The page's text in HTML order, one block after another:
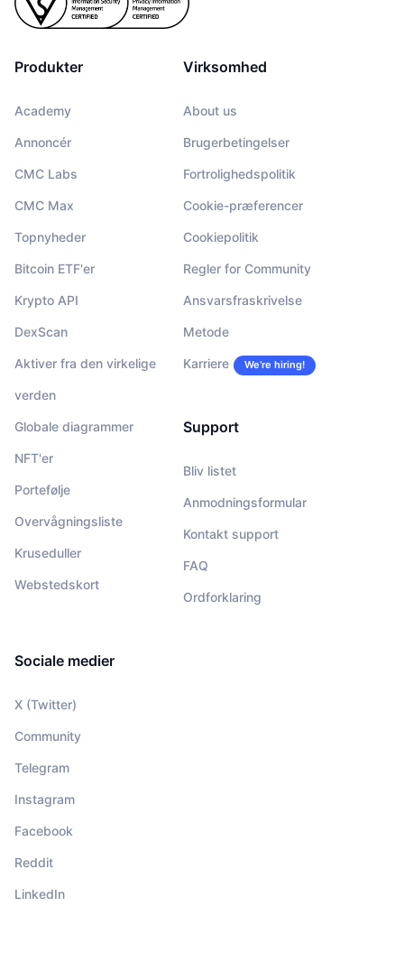
Produkter
Academy
Annoncér
CMC Labs
CMC Max
Topnyheder
Bitcoin ETF'er
Krypto API
DexScan
Aktiver fra den virkelige
verden
Globale diagrammer
NFT'er
Portefølje
Overvågningsliste
Kruseduller
Webstedskort
Virksomhed
About us
Brugerbetingelser
Fortrolighedspolitik
Cookie-præferencer
Cookiepolitik
Regler for Community
Ansvarsfraskrivelse
Metode
Karriere We’re hiring!
Support
Bliv listet
Anmodningsformular
Kontakt support
FAQ
Ordforklaring
Sociale medier
X (Twitter)
Community
Telegram
Instagram
Facebook
Reddit
LinkedIn